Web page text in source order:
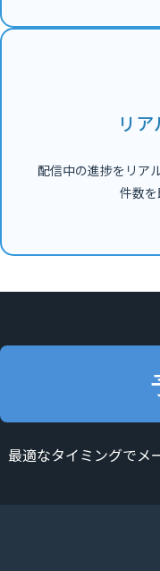
リ
配信中の進捗をリア
件数を
最適なタイミングでメ